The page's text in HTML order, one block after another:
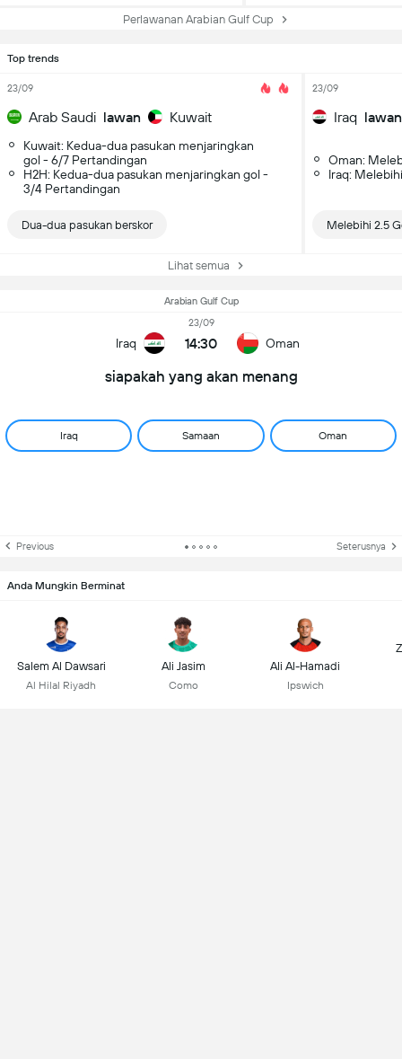
Perlawanan Arabian Gulf Cup
Top trends
23/09
Arab Saudi lawan Kuwait
Kuwait: Kedua-dua pasukan menjaringkan
gol - 6/7 Pertandingan
H2H: Kedua-dua pasukan menjaringkan gol -
3/4 Pertandingan
Dua-dua pasukan berskor
23/09
Iraq lawan
Oman:
Iraq:
Melebihi 2.5
Lihat semua
Arabian Gulf Cup
Iraq
23/09
14:30 Oman
siapakah yang akan menang
Iraq Samaan Oman
Previous Seterusnya
Anda Mungkin Berminat
Salem Al Dawsari
Al Hilal Riyadh
Ali Jasim
Como
Ali Al-Hamadi
Ipswich